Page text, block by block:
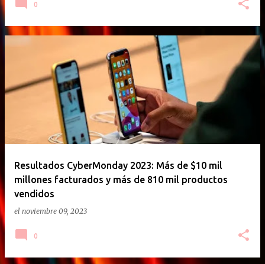
0
Resultados CyberMonday 2023: Más de $10 mil
millones facturados y más de 810 mil productos
vendidos
el noviembre 09, 2023
0